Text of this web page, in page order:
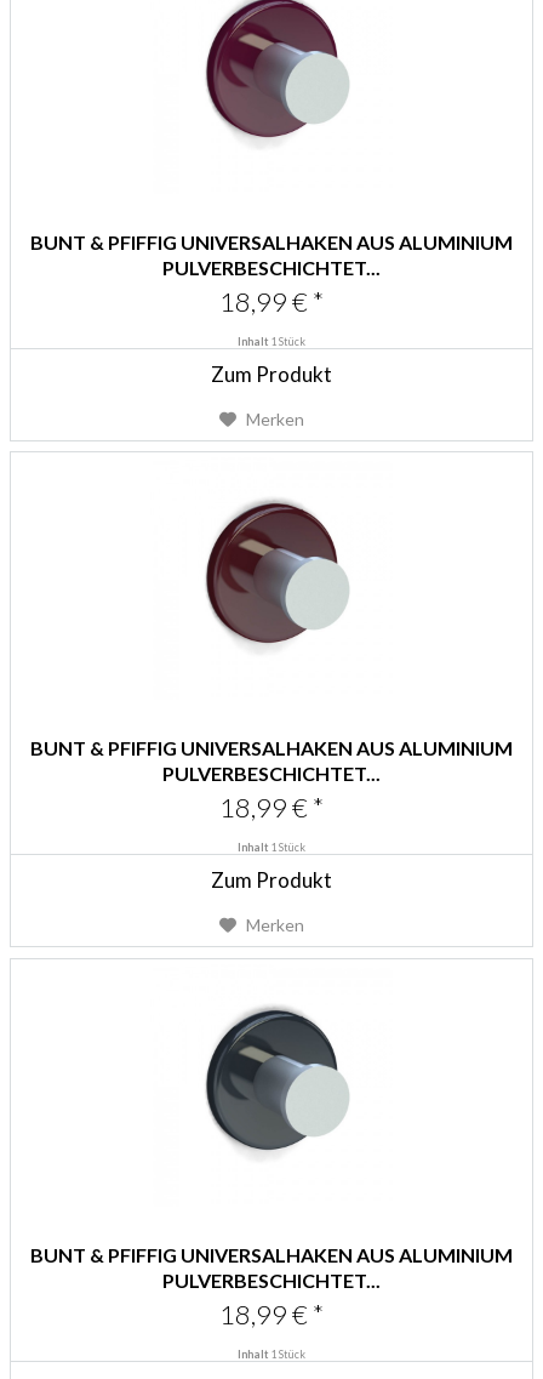
BUNT & PFIFFIG UNIVERSALHAKEN AUS ALUMINIUM
PULVERBESCHICHTET...
18,99 € *
Inhalt 1 Stück
Zum Produkt
Merken
BUNT & PFIFFIG UNIVERSALHAKEN AUS ALUMINIUM
PULVERBESCHICHTET...
18,99 € *
Inhalt 1 Stück
Zum Produkt
Merken
BUNT & PFIFFIG UNIVERSALHAKEN AUS ALUMINIUM
PULVERBESCHICHTET...
18,99 € *
Inhalt 1 Stück